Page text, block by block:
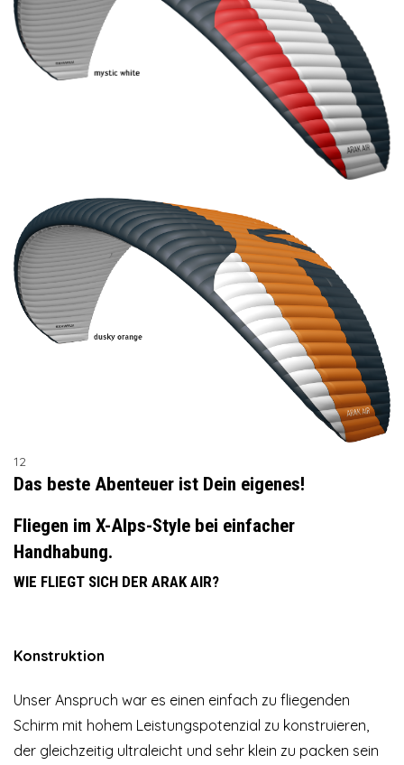
12
Das beste Abenteuer ist Dein eigenes!
Fliegen im X-Alps-Style bei einfacher
Handhabung.
WIE FLIEGT SICH DER ARAK AIR?
Konstruktion
Unser Anspruch war es einen einfach zu fliegenden
Schirm mit hohem Leistungspotenzial zu konstruieren,
der gleichzeitig ultraleicht und sehr klein zu packen sein